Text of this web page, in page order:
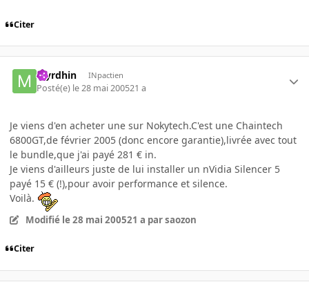
Citer
Myrdhin INpactien
Posté(e) le 28 mai 200521 a
Je viens d'en acheter une sur Nokytech.C'est une Chaintech
6800GT,de février 2005 (donc encore garantie),livrée avec tout
le bundle,que j'ai payé 281 € in.
Je viens d'ailleurs juste de lui installer un nVidia Silencer 5
payé 15 € (!),pour avoir performance et silence.
Voilà.
Modifié le 28 mai 200521 a par saozon
Citer